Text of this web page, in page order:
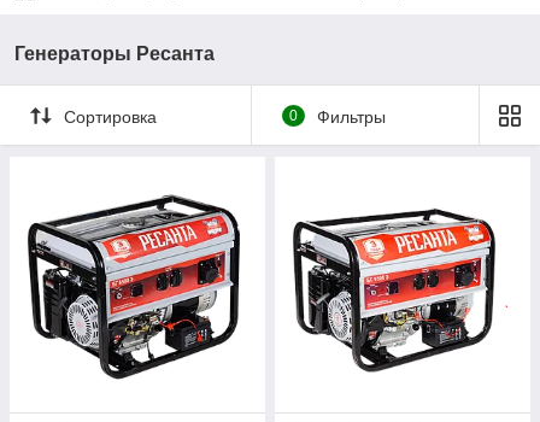
Генераторы Ресанта
Сортировка 0 Фильтры